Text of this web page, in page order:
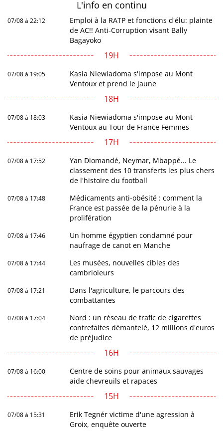
L'info en continu
07/08 à 22:12
Emploi à la RATP et fonctions d'élu: plainte
de AC!! Anti-Corruption visant Bally
Bagayoko
19H
07/08 à 19:05
Kasia Niewiadoma s'impose au Mont
Ventoux et prend le jaune
18H
07/08 à 18:03
Kasia Niewiadoma s'impose au Mont
Ventoux au Tour de France Femmes
17H
07/08 à 17:52
Yan Diomandé, Neymar, Mbappé... Le
classement des 10 transferts les plus chers
de l'histoire du football
07/08 à 17:48
Médicaments anti-obésité : comment la
France est passée de la pénurie à la
prolifération
07/08 à 17:46
Un homme égyptien condamné pour
naufrage de canot en Manche
07/08 à 17:44
Les musées, nouvelles cibles des
cambrioleurs
07/08 à 17:21
Dans l'agriculture, le parcours des
combattantes
07/08 à 17:04
Nord : un réseau de trafic de cigarettes
contrefaites démantelé, 12 millions d'euros
de préjudice
16H
07/08 à 16:00
Centre de soins pour animaux sauvages
aide chevreuils et rapaces
15H
07/08 à 15:31
Erik Tegnér victime d'une agression à
Groix, enquête ouverte